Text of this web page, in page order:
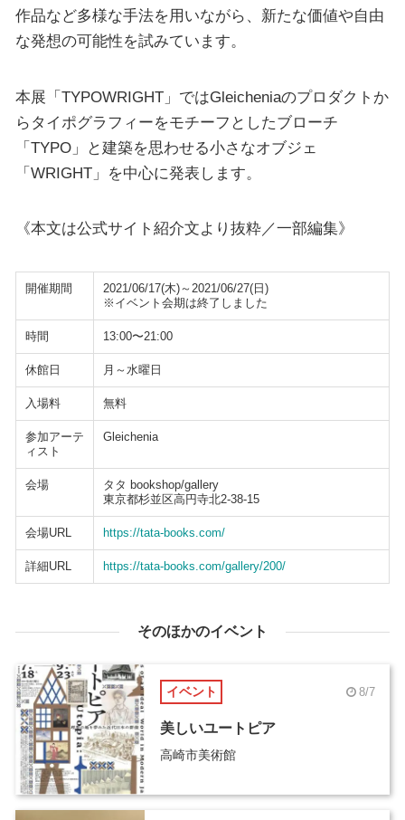
作品など多様な手法を用いながら、新たな価値や自由
な発想の可能性を試みています。
本展「TYPOWRIGHT」ではGleicheniaのプロダクトか
らタイポグラフィーをモチーフとしたブローチ
「TYPO」と建築を思わせる小さなオブジェ
「WRIGHT」を中心に発表します。
《本文は公式サイト紹介文より抜粋／一部編集》
開催期間
2021/06/17(木)～2021/06/27(日)
※イベント会期は終了しました
時間 13:00〜21:00
休館日 月～水曜日
入場料 無料
参加アーテ
ィスト
Gleichenia
会場
タタ bookshop/gallery
東京都杉並区高円寺北2-38-15
会場URL https://tata-books.com/
詳細URL https://tata-books.com/gallery/200/
そのほかのイベント
イベント 8/7
美しいユートピア
高崎市美術館